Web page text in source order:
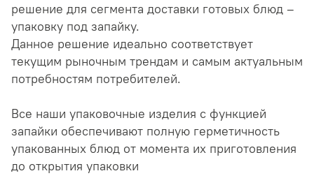
решение для сегмента доставки готовых блюд –
упаковку под запайку.
Данное решение идеально соответствует
текущим рыночным трендам и самым актуальным
потребностям потребителей.
Все наши упаковочные изделия с функцией
запайки обеспечивают полную герметичность
упакованных блюд от момента их приготовления
до открытия упаковки